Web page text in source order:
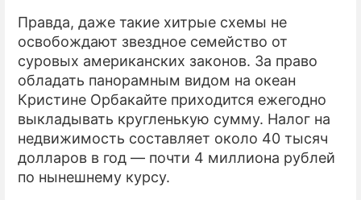
Правда, даже такие хитрые схемы не
освобождают звездное семейство от
суровых американских законов. За право
обладать панорамным видом на океан
Кристине Орбакайте приходится ежегодно
выкладывать кругленькую сумму. Налог на
недвижимость составляет около 40 тысяч
долларов в год — почти 4 миллиона рублей
по нынешнему курсу.